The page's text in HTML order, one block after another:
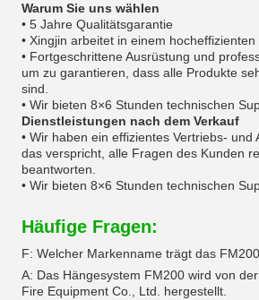
Warum Sie uns wählen
• 5 Jahre Qualitätsgarantie
• Xingjin arbeitet in einem
• Fortgeschrittene Ausrüstung und
um zu garantieren, dass alle Produkte
sind.
• Wir bieten 8×6 Stunden technischen
Dienstleistungen nach dem Verkauf
• Wir haben ein effizientes Vertriebs- und
das verspricht, alle Fragen des Kunden
beantworten.
• Wir bieten 8×6 Stunden technischen
Häufige Fragen:
F: Welcher Markenname trägt das
A: Das Hängesystem FM200 wird von
Fire Equipment Co., Ltd. hergestellt.